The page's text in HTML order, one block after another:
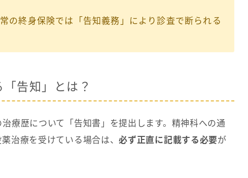
の終身保険では「告知義務」により診査で断られる
告知」とは？
療歴について「告知書」を提出します。精神科への通
治療を受けている場合は、必ず正直に記載する必要が